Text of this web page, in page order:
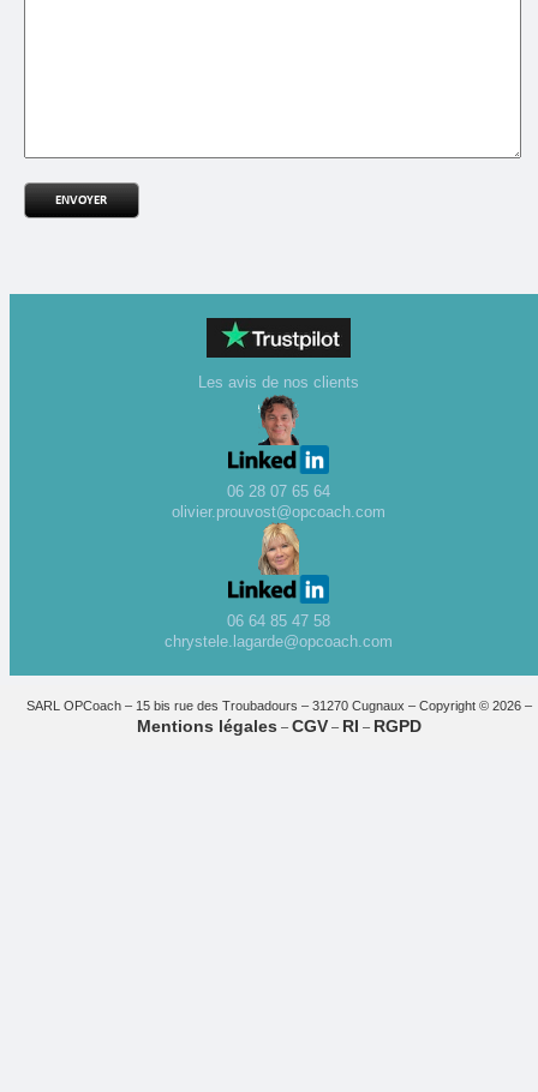
Les avis de nos clients
06 28 07 65 64
olivier.prouvost@opcoach.com
06 64 85 47 58
chrystele.lagarde@opcoach.com
SARL OPCoach – 15 bis rue des Troubadours – 31270 Cugnaux – Copyright © 2026 –
Mentions légales – CGV– RI – RGPD